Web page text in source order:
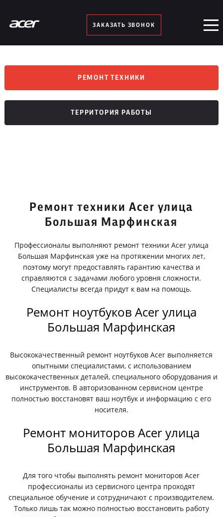
ЗАКАЗАТЬ ЗВОНОК
РЕМОНТ ТЕХНИКИ
ТЕРРИТОРИЯ РАБОТЫ
Ремонт техники Acer улица
Большая Марфинская
Профессионалы выполняют ремонт техники Acer улица
Большая Марфинская уже на протяжении многих лет,
поэтому могут предоставлять гарантию качества и
справляются с задачами любого уровня сложности.
Специалисты всегда придут к вам на помощь.
Ремонт ноутбуков Acer улица
Большая Марфинская
Высококачественный ремонт ноутбуков Acer выполняется
опытными специалистами, с использованием
высококачественных деталей, специального оборудования и
инструментов. В авторизованном сервисном центре
полностью восстановят ваш ноутбук и информацию с его
носителя.
Ремонт мониторов Acer улица
Большая Марфинская
Для того чтобы выполнять ремонт мониторов Acer
профессионалы из сервисного центра проходят
специальное обучение и сотрудничают с производителем.
Только лишь так можно полностью восстановить работу